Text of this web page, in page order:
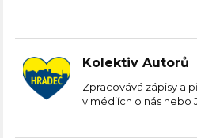
Kolektiv Autorů
Zpracovává zápisy a
v médiích o nás nebo